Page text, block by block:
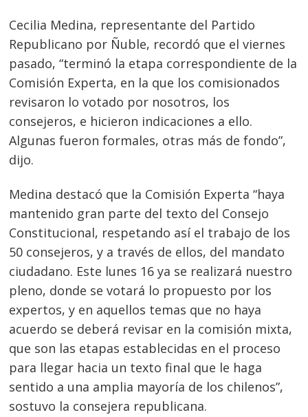
Cecilia Medina, representante del Partido
Republicano por Ñuble, recordó que el viernes
pasado, “terminó la etapa correspondiente de la
Comisión Experta, en la que los comisionados
revisaron lo votado por nosotros, los
consejeros, e hicieron indicaciones a ello.
Algunas fueron formales, otras más de fondo”,
dijo.
Medina destacó que la Comisión Experta “haya
mantenido gran parte del texto del Consejo
Constitucional, respetando así el trabajo de los
50 consejeros, y a través de ellos, del mandato
ciudadano. Este lunes 16 ya se realizará nuestro
pleno, donde se votará lo propuesto por los
expertos, y en aquellos temas que no haya
acuerdo se deberá revisar en la comisión mixta,
que son las etapas establecidas en el proceso
para llegar hacia un texto final que le haga
sentido a una amplia mayoría de los chilenos”,
sostuvo la consejera republicana.
Navegación